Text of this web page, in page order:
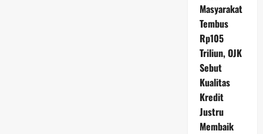
Masyarakat
Tembus
Rp105
Triliun, OJK
Sebut
Kualitas
Kredit
Justru
Membaik